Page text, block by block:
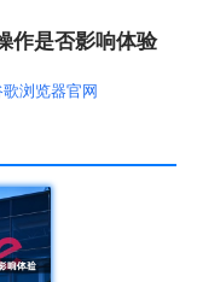
作是否影响体验
歌浏览器官网